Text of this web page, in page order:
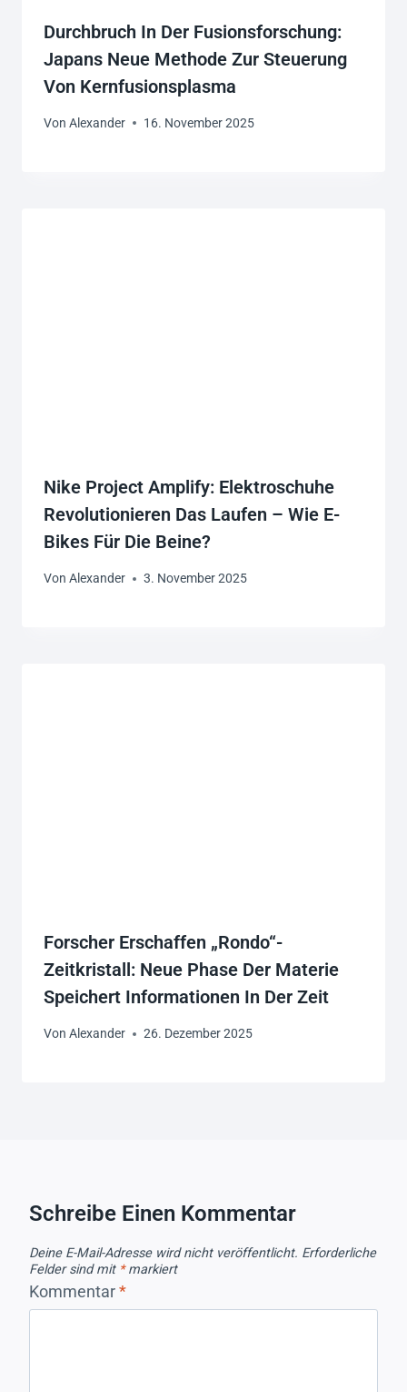
Durchbruch In Der Fusionsforschung:
Japans Neue Methode Zur Steuerung
Von Kernfusionsplasma
Von Alexander 16. November 2025
Nike Project Amplify: Elektroschuhe
Revolutionieren Das Laufen – Wie E-
Bikes Für Die Beine?
Von Alexander 3. November 2025
Forscher Erschaffen „Rondo“-
Zeitkristall: Neue Phase Der Materie
Speichert Informationen In Der Zeit
Von Alexander 26. Dezember 2025
Schreibe Einen Kommentar
Deine E-Mail-Adresse wird nicht veröffentlicht. Erforderliche
Felder sind mit *markiert
Kommentar*